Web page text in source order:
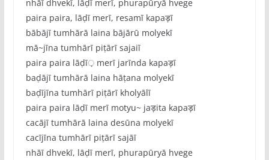
nhāī dhvekī, lāḍī merī, phurapūryā hvege
paira paira, lāḍī merī, resamī kapaड़ī
bābājī tumhārā laina bājārū molyekī
mā~jīna tumhārī piṭārī sajaiī
paira paira lāḍī़ merī jarīnda kapaड़ī
baḍājī tumhārā laina hāṭana molyekī
baḍījīna tumhārī piṭārī kholyālī
paira paira lāḍī merī motyu~ jaड़ita kapaड़ī
cacājī tumhārā laina desūna molyekī
cacījīna tumhārī piṭārī sajāī
nhāī dhvekī, lāḍī merī, phurapūryā hvege